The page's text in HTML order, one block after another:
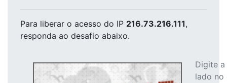
Para liberar o acesso do IP 216.73.216.111,
responda ao desafio abaixo.
Digite
lado no